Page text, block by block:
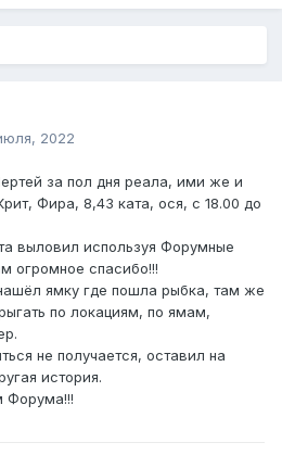
2022
за пол дня реала, ими же и
Фира, 8,43 ката, ося, с 18.00 до
выловил используя Форумные
огромное спасибо!!!
ямку где пошла рыбка, там же
по локациям, по ямам,
не получается, оставил на
история.
Форума!!!